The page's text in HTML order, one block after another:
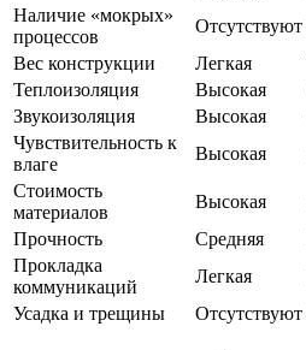
Наличие «мокрых»
процессов
Отсутствуют
Вес конструкции
Легкая
Теплоизоляция
Высокая
Звукоизоляция
Высокая
Чувствительность к
влаге
Высокая
Стоимость
материалов
Высокая
Прочность
Средняя
Прокладка
коммуникаций
Легкая
Усадка и трещины
Отсутствуют